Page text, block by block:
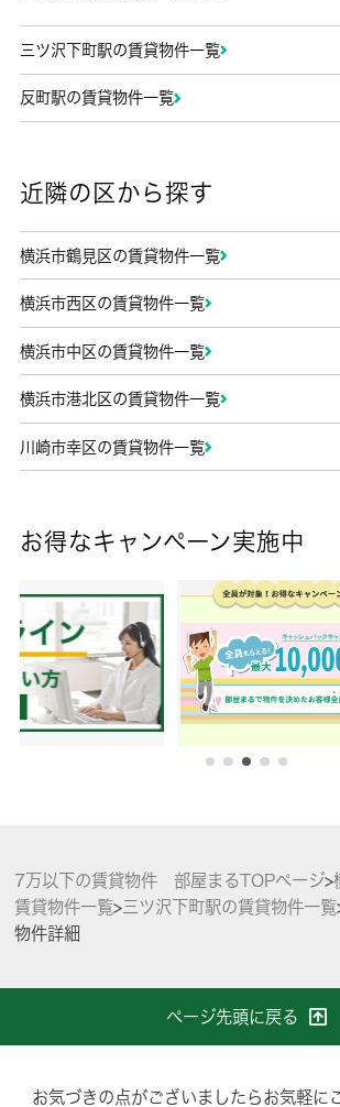
三ツ沢下町駅の賃貸物件一覧
反町駅の賃貸物件一覧
近隣の区から探す
横浜市鶴見区の賃貸物件一覧
横浜市西区の賃貸物件一覧
横浜市中区の賃貸物件一覧
横浜市港北区の賃貸物件一覧
川崎市幸区の賃貸物件一覧
お得なキャンペーン実施中
7万以下の賃貸物件 部屋まるTOPページ>
賃貸物件一覧>三ツ沢下町駅の賃貸物件一覧
物件詳細
ページ先頭に戻る
お気づきの点がございましたらお気軽に